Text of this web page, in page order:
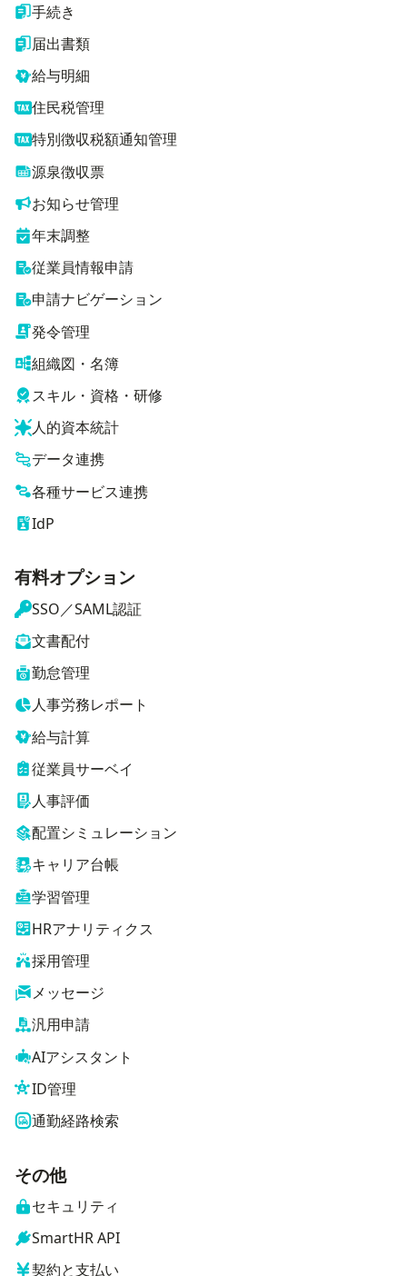
手続き
届出書類
給与明細
住民税管理
特別徴収税額通知管理
源泉徴収票
お知らせ管理
年末調整
従業員情報申請
申請ナビゲーション
発令管理
組織図・名簿
スキル・資格・研修
人的資本統計
データ連携
各種サービス連携
IdP
有料オプション
SSO／SAML認証
文書配付
勤怠管理
人事労務レポート
給与計算
従業員サーベイ
人事評価
配置シミュレーション
キャリア台帳
学習管理
HRアナリティクス
採用管理
メッセージ
汎用申請
AIアシスタント
ID管理
通勤経路検索
その他
セキュリティ
SmartHR API
契約と支払い